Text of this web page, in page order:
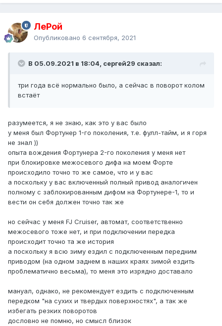
ЛеРой
Опубликовано 6 сентября, 2021
В 05.09.2021 в 18:04, сергей29 сказал:
три года всё нормально было, а сейчас в поворот колом
встаёт
разумеется, я не знаю, как это у вас было
у меня был Фортунер 1-го поколения, т.е. фулл-тайм, и я горя
не знал ))
опыта вождения Фортунера 2-го поколения у меня нет
при блокировке межосевого дифа на моем Форте
происходило точно то же самое, что и у вас
а поскольку у вас включенный полный привод аналогичен
полному с заблокированным дифом на Фортунере-1, то и
вести он себя должен точно так же
но сейчас у меня FJ Cruiser, автомат, соответственно
межосевого тоже нет, и при подключении передка
происходит точно та же история
а поскольку я всю зиму ездил с подключенным передним
приводом (на одном заднем в наших краях зимой ездить
проблематично весьма), то меня это изрядно доставало
мануал, однако, не рекомендует ездить с подключенным
передком "на сухих и твердых поверхностях", а так же
избегать резких поворотов
дословно не помню, но смысл близок